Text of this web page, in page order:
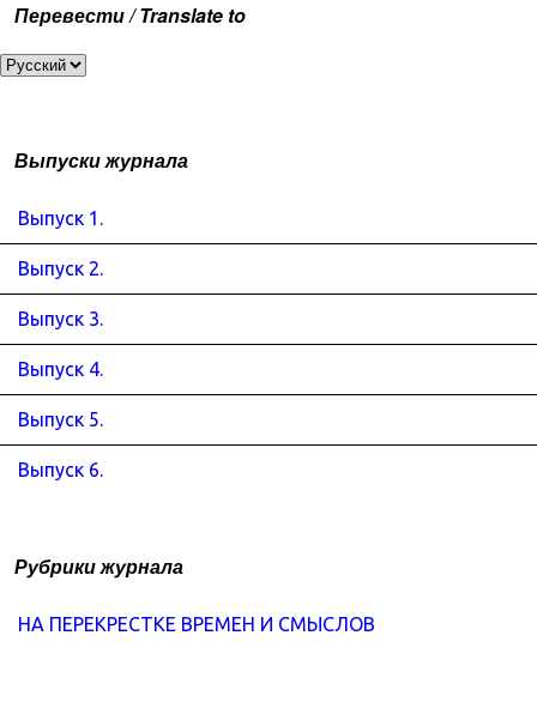
Перевести / Translate to
Выпуски журнала
Выпуск 1.
Выпуск 2.
Выпуск 3.
Выпуск 4.
Выпуск 5.
Выпуск 6.
Рубрики журнала
НА ПЕРЕКРЕСТКЕ ВРЕМЕН И СМЫСЛОВ